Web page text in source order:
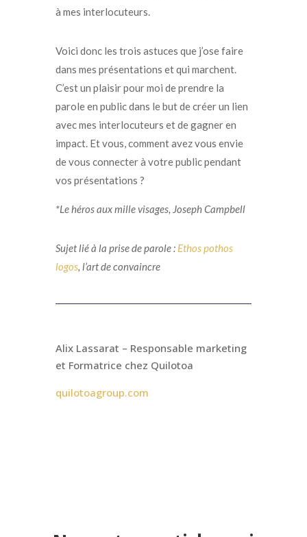
à mes interlocuteurs.
Voici donc les trois astuces que j’ose faire
dans mes présentations et qui marchent.
C’est un plaisir pour moi de prendre la
parole en public dans le but de créer un lien
avec mes interlocuteurs et de gagner en
impact. Et vous, comment avez vous envie
de vous connecter à votre public pendant
vos présentations ?
*Le héros aux mille visages, Joseph Campbell
Sujet lié à la prise de parole : Ethos pothos
logos, l’art de convaincre
Alix Lassarat – Responsable marketing
et Formatrice chez Quilotoa
quilotoagroup.com